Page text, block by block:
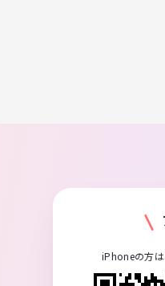
iPhoneの方は